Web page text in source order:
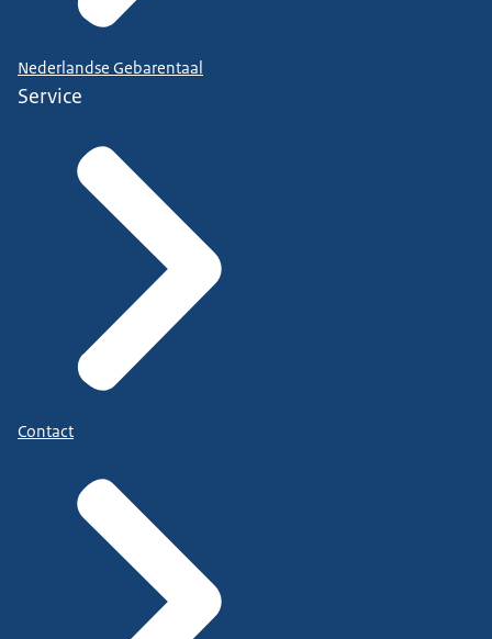
Nederlandse Gebarentaal
Service
Contact